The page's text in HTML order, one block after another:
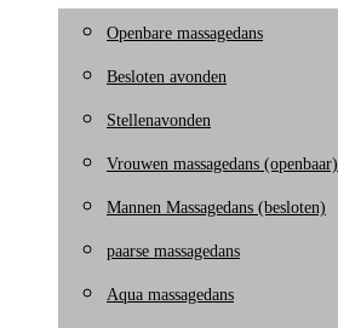
Openbare massagedans
Besloten avonden
Stellenavonden
Vrouwen massagedans (openbaar)
Mannen Massagedans (besloten)
paarse massagedans
Aqua massagedans